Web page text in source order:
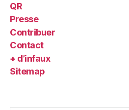
QR
Presse
Contribuer
Contact
+ d’infaux
Sitemap